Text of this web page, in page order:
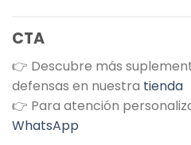
CTA
👉 Descubre más
defensas en nuestra tienda
👉 Para atención
WhatsApp